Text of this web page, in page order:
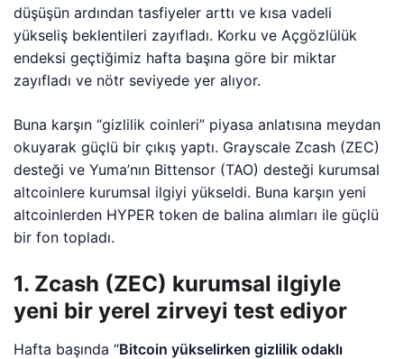
düşüşün ardından tasfiyeler arttı ve kısa vadeli
yükseliş beklentileri zayıfladı. Korku ve Açgözlülük
endeksi geçtiğimiz hafta başına göre bir miktar
zayıfladı ve nötr seviyede yer alıyor.
Buna karşın “gizlilik coinleri” piyasa anlatısına meydan
okuyarak güçlü bir çıkış yaptı. Grayscale Zcash (ZEC)
desteği ve Yuma’nın Bittensor (TAO) desteği kurumsal
altcoinlere kurumsal ilgiyi yükseldi. Buna karşın yeni
altcoinlerden HYPER token de balina alımları ile güçlü
bir fon topladı.
1. Zcash (ZEC) kurumsal ilgiyle
yeni bir yerel zirveyi test ediyor
Hafta başında “Bitcoin yükselirken gizlilik odaklı